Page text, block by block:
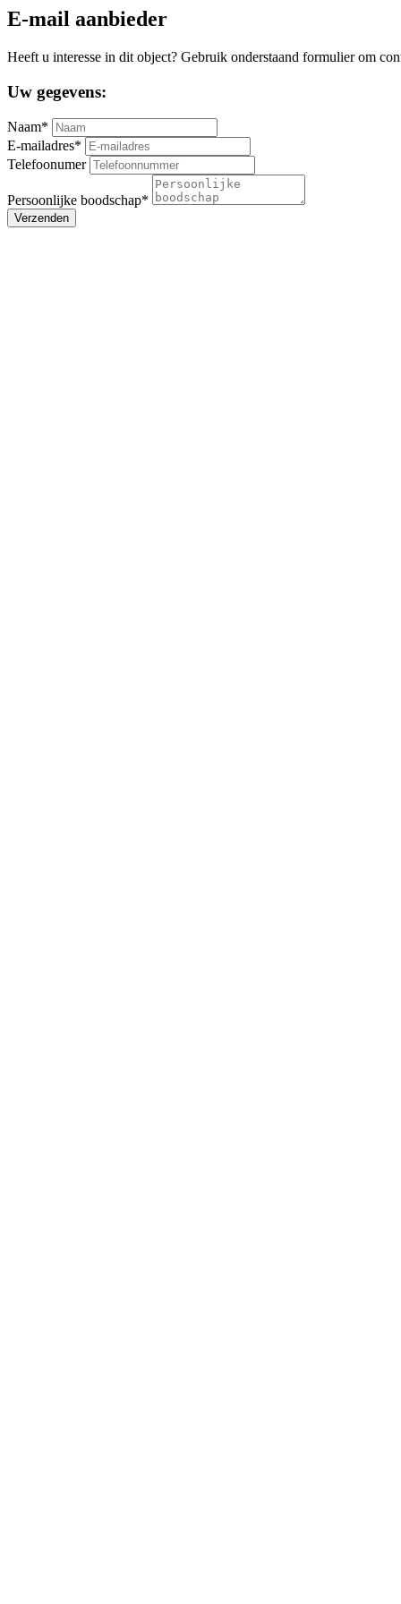
E-mail aanbieder
Heeft u interesse in dit object? Gebruik onderstaand formulier om
Uw gegevens:
Naam*
E-mailadres*
Telefoonumer
Persoonlijke boodschap*
Verzenden